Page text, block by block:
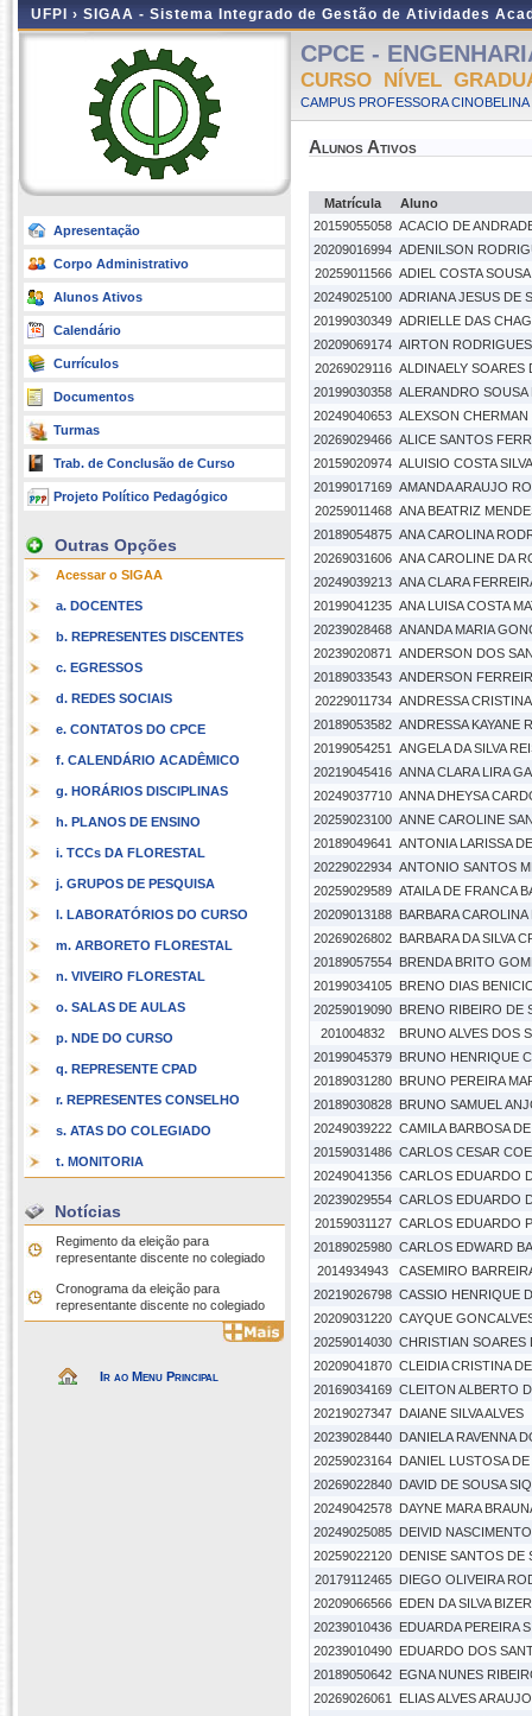
UFPI › SIGAA - Sistema Integrado de Gestão de Atividades
Apresentação
Corpo Administrativo
Alunos Ativos
Calendário
Currículos
Documentos
Turmas
Trab. de Conclusão de Curso
Projeto Político Pedagógico
Outras Opções
Acessar o SIGAA
a. DOCENTES
b. REPRESENTES DISCENTES
c. EGRESSOS
d. REDES SOCIAIS
e. CONTATOS DO CPCE
f. CALENDÁRIO ACADÊMICO
g. HORÁRIOS DISCIPLINAS
h. PLANOS DE ENSINO
i. TCCs DA FLORESTAL
j. GRUPOS DE PESQUISA
l. LABORATÓRIOS DO CURSO
m. ARBORETO FLORESTAL
n. VIVEIRO FLORESTAL
o. SALAS DE AULAS
p. NDE DO CURSO
q. REPRESENTE CPAD
r. REPRESENTES CONSELHO
s. ATAS DO COLEGIADO
t. MONITORIA
Notícias
Regimento da eleição para
representante discente no colegiado
Cronograma da eleição para
representante discente no colegiado
Ir ao Menu Principal
CPCE -
CURSO NÍVEL
CAMPUS PROFESSORA CINOBELINA
Alunos Ativos
Matrícula
Aluno
20159055058 ACACIO DE
20209016994 ADENILSON
20259011566 ADIEL COSTA SOUSA
20249025100 ADRIANA JESUS DE
20199030349 ADRIELLE DAS
20209069174 AIRTON RODRIGUES
20269029116 ALDINAELY SOARES
20199030358 ALERANDRO SOUSA
20249040653 ALEXSON
20269029466 ALICE SANTOS
20159020974 ALUISIO COSTA SILVA
20199017169 AMANDA ARAUJO
20259011468 ANA BEATRIZ
20189054875 ANA CAROLINA
20269031606 ANA CAROLINE DA
20249039213 ANA CLARA
20199041235 ANA LUISA COSTA
20239028468 ANANDA MARIA
20239020871
ANDERSON DOS
20189033543 ANDERSON
20229011734 ANDRESSA
20189053582 ANDRESSA KAYANE
20199054251
ANGELA DA SILVA
20219045416 ANNA CLARA LIRA
20249037710 ANNA DHEYSA
20259023100 ANNE CAROLINE
20189049641
ANTONIA LARISSA
20229022934 ANTONIO SANTOS
20259029589 ATAILA DE FRANCA
20209013188 BARBARA
20269026802 BARBARA DA SILVA
20189057554 BRENDA BRITO
20199034105 BRENO DIAS
20259019090 BRENO RIBEIRO DE
201004832
BRUNO ALVES DOS
20199045379 BRUNO HENRIQUE
20189031280 BRUNO PEREIRA
20189030828 BRUNO SAMUEL
20249039222 CAMILA BARBOSA
20159031486 CARLOS CESAR
20249041356 CARLOS EDUARDO
20239029554 CARLOS EDUARDO
20159031127 CARLOS EDUARDO
20189025980 CARLOS EDWARD
2014934943
CASEMIRO
20219026798 CASSIO HENRIQUE
20209031220 CAYQUE
20259014030 CHRISTIAN SOARES
20209041870 CLEIDIA CRISTINA
20169034169 CLEITON ALBERTO
20219027347 DAIANE SILVA ALVES
20239028440 DANIELA RAVENNA
20259023164 DANIEL LUSTOSA
20269022840 DAVID DE SOUSA
20249042578 DAYNE MARA
20249025085 DEIVID
20259022120 DENISE SANTOS DE
20179112465
DIEGO OLIVEIRA
20209066566 EDEN DA SILVA
20239010436 EDUARDA PEREIRA
20239010490 EDUARDO DOS
20189050642 EGNA NUNES
20269026061
ELIAS ALVES ARAUJO